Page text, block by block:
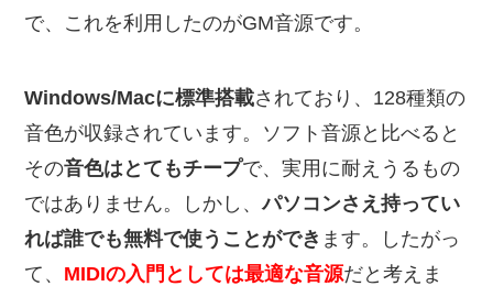
で、これを利用したのがGM音源です。
Windows/Macに標準搭載されており、128種類の
音色が収録されています。ソフト音源と比べると
その音色はとてもチープで、実用に耐えうるもの
ではありません。しかし、パソコンさえ持ってい
れば誰でも無料で使うことができ ます。したがっ
て、 MIDIの入門としては最適な音源だと考えま